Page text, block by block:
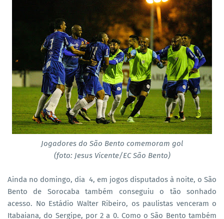
Jogadores do São Bento comemoram gol
(foto: Jesus Vicente/EC São Bento)
Ainda no domingo, dia 4, em jogos disputados à noite, o São
Bento de Sorocaba também conseguiu o tão sonhado
acesso. No Estádio Walter Ribeiro, os paulistas venceram o
Itabaiana, do Sergipe, por 2 a 0. Como o São Bento também